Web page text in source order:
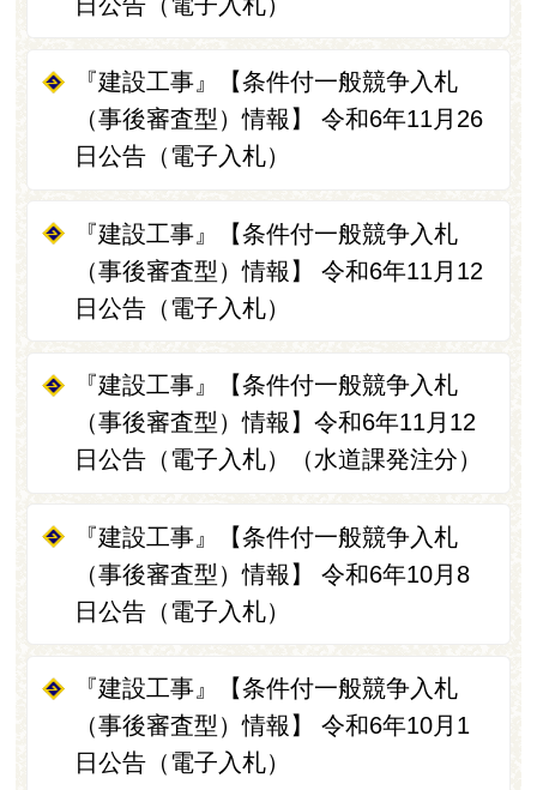
『建設工事』【条件付一般競争入札
（事後審査型）情報】 令和6年11月26
日公告（電子入札）
『建設工事』【条件付一般競争入札
（事後審査型）情報】 令和6年11月12
日公告（電子入札）
『建設工事』【条件付一般競争入札
（事後審査型）情報】令和6年11月12
日公告（電子入札）（水道課発注分）
『建設工事』【条件付一般競争入札
（事後審査型）情報】 令和6年10月8
日公告（電子入札）
『建設工事』【条件付一般競争入札
（事後審査型）情報】 令和6年10月1
日公告（電子入札）